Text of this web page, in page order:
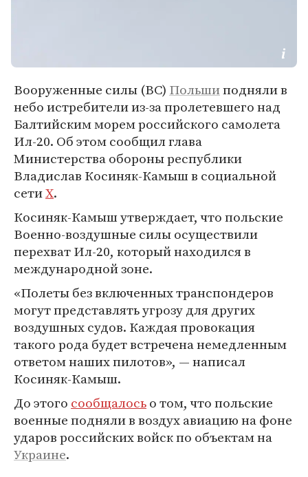
Вооруженные силы (ВС) Польшиподняли в
небо истребители из-за пролетевшего над
Балтийским морем российского самолета
Ил-20. Об этом сообщил глава
Министерства обороны республики
Владислав Косиняк-Камыш в социальной
сетиХ.
Косиняк-Камыш утверждает, что польские
Военно-воздушные силы осуществили
перехват Ил-20, который находился в
международной зоне.
«Полеты без включенных транспондеров
могут представлять угрозу для других
воздушных судов. Каждая провокация
такого рода будет встречена немедленным
ответом наших пилотов», — написал
Косиняк-Камыш.
До этого сообщалосьо том, что польские
военные подняли в воздух авиацию на фоне
ударов российских войск по объектам на
Украине.